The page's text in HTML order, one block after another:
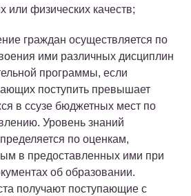
или физических качеств;
граждан осуществляется по
ими различных дисциплин
программы, если
поступить превышает
в ссузе бюджетных мест по
Уровень знаний
по оценкам,
в предоставленных ими при
об образовании.
получают поступающие с